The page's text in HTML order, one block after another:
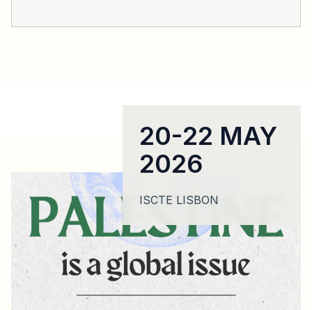
20-22 MAY
2026
ISCTE LISBON